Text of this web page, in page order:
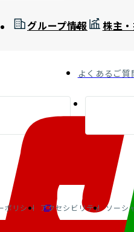
グループ情報 株主
よくあるご
ポリシー アクセシビリティ ソーシ